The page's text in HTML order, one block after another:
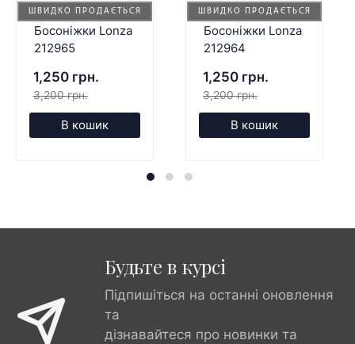
ШВИДКО ПРОДАЄТЬСЯ
Босоніжки Lonza
212965
1,250 грн.
3,200 грн.
В кошик
ШВИДКО ПРОДАЄТЬСЯ
Босоніжки Lonza
212964
1,250 грн.
3,200 грн.
В кошик
Будьте в курсі
Підпишіться на останні оновлення
та
дізнавайтеся про новинки та